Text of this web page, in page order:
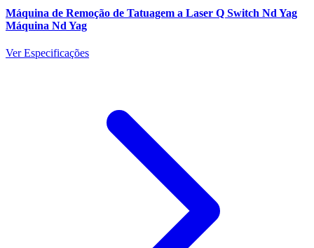
Máquina de Remoção de Tatuagem a Laser Q Switch Nd Yag
Máquina Nd Yag
Ver Especificações